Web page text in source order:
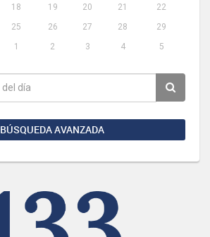
18 19 20 21
22
25 26 27 28
29
1 2 3 4 5
BÚSQUEDA AVANZADA